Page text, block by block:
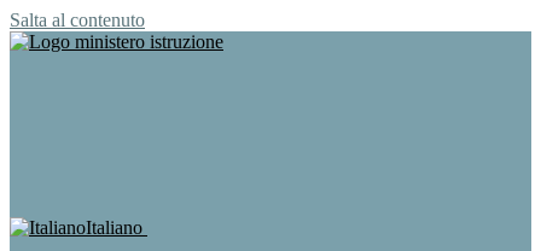
Salta al contenuto
Italiano